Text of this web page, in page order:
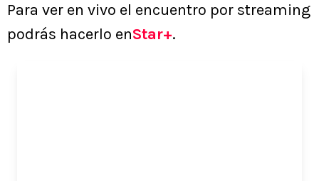
Para ver en vivo el encuentro por streaming
podrás hacerlo enStar+.